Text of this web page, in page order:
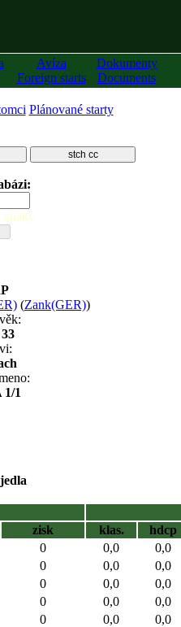
Avíza
Foreign starts
Dokumenty
Documents
Plánované starty
stch cc
znaky
(Zank(GER))
1/1
zisk klas.
hdcp
0 0,0
0,0
0 0,0
0,0
0 0,0
0,0
0 0,0
0,0
0 0,0 0,0